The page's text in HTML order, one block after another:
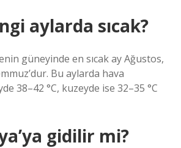
aylarda sıcak?
güneyinde en sıcak ay Ağustos,
Bu aylarda hava
38–42 °C, kuzeyde ise 32–35 °C
gidilir mi?